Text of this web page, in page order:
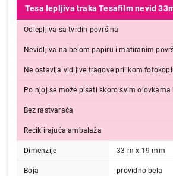
Tesa lepljiva traka Tesafilm nevid
Odlepljiva sa tvrdih površina
Nevidljiva na belom papiru i matiranim
Ne ostavlja vidljive tragove prilikom
Po njoj se može pisati skoro svim
Bez rastvarača
Reciklirajuća ambalaža
Dimenzije 33 m x 19 mm
Boja providno bela